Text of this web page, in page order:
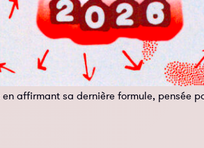
affirmant sa dernière formule, pensée